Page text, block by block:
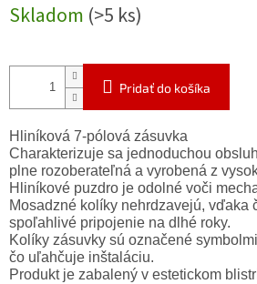
cena:
Skladom (>5 ks)
Pridať do košíka
Hliníková 7-pólová zásuvka
Charakterizuje sa jednoduchou
plne rozoberateľná a vyrobená z
Hliníkové puzdro je odolné voči
Mosadzné kolíky nehrdzavejú, vďaka
spoľahlivé pripojenie na dlhé roky.
Kolíky zásuvky sú označené
čo uľahčuje inštaláciu.
Produkt je zabalený v estetickom